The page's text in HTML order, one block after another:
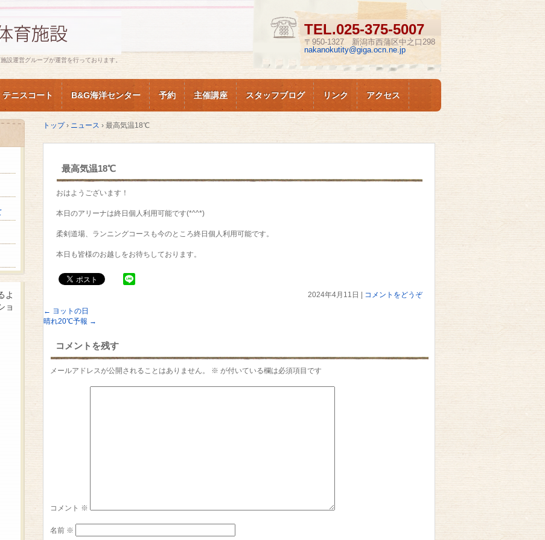
設運営グループが運営を行っております。
TEL.025-375-5007
〒950-1327 新潟市西蒲区中之口298
nakanokutity@giga.ocn.ne.jp
テニスコート B&G海洋センター 予約 主催講座 スタッフブログ リンク アクセス
トップ › ニュース › 最高気温18℃
最高気温18℃
おはようございます！
本日のアリーナは終日個人利用可能です(*^^*)
柔剣道場、ランニングコースも今のところ終日個人利用可能です。
本日も皆様のお越しをお待ちしております。
2024年4月11日
コメントをどうぞ
← ヨットの日
晴れ20℃予報 →
コメントを残す
メールアドレスが公開されることはありません。 ※ が付いている欄は必須項目です
コメント ※
名前 ※
よ
ョ